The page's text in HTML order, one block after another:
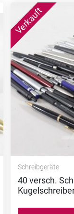
Schreibgeräte
40 versch.